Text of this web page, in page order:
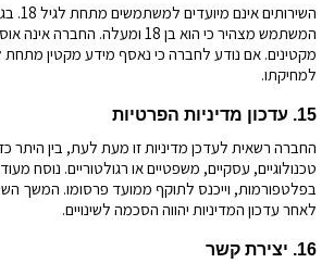
המשתמש מצהיר כי הוא בן 18 ומעלה.
למחיקתו.
15. עדכון מדיניות הפרטיות
החברה רשאית לעדכן מדיניות זו מעת לעת, בין היתר
טכנולוגיים, עסקיים, משפטיים או רגולטוריים. נוסח
בפלטפורמות, וייכנס לתוקף ממועד פרסומו. המשך
לאחר עדכון המדיניות יהווה הסכמה לשינויים.
16. יצירת קשר